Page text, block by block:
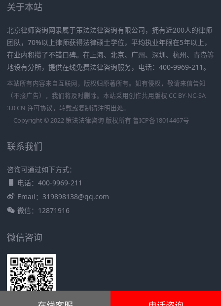
关于本站
北京律师咨询网隶属于策法法律咨询有限公司，拥有近200人的律师
团队，70%以上律师获得法律硕士学位，平均执业年限在5年以上，
在业内积攒了不错口碑。在上海、北京、广州、深圳、杭州、青岛等
地设有分所，提供在线免费法律咨询服务，电话：400-9969-211。
本站所有内容来自互联网，版权归原著所有。如有侵权，敬请来信告知
（不接广告），我们将及时删除。本站采用创作共用版权 CC BY-NC-SA
3.0 CN 许可协议，转载或复制请注明出处。
Copyright © 2022 策法法律咨询 版权所有 鲁ICP备18014467号
联系我们
咨询可通过如下方式：
电话：400-9969-211
Email：319898138@qq.com
微信：12871916
微信咨询